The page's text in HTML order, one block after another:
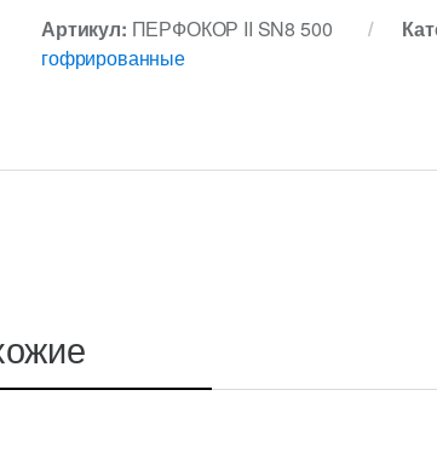
Артикул: ПЕРФОКОР II SN8 500
гофрированные